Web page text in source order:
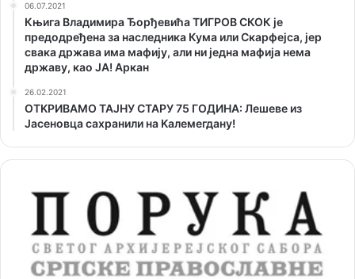
06.07.2021
Књига Владимира Ђорђевића ТИГРОВ СКОК је
предодређена за наследника Кума или Скарфејса, јер
свака држава има мафију, али ни једна мафија нема
државу, као ЈА! Аркан
26.02.2021
ОТKРИВАМО ТАЈНУ СТАРУ 75 ГОДИНА: Лешеве из
Јасеновца сахранили на Kалемегдану!